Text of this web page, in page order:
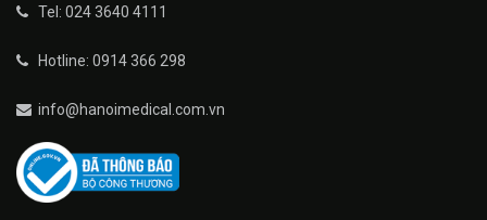
Tel: 024 3640 4111
Hotline: 0914 366 298
info@hanoimedical.com.vn